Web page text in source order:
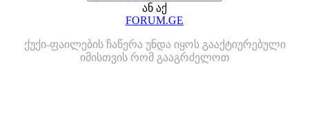
ან აქ
FORUM.GE
ქუქი-ფაილების ჩაწერა უნდა იყოს გააქტიურებული
იმისთვის რომ გააგრძელოთ